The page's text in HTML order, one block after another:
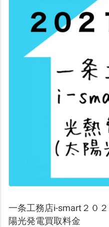
一条工務店i-smart２０
陽光発電買取料金